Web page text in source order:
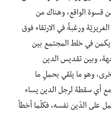
قسوة الواقع، وهناك من
ورغبةً في الارتقاء فوق
يكمن في خلط المجتمع بين
وبين تقديس الدين
وهو ما يلقي بحملٍ ما
أي سقطة لرجل الدين يساء
على الدّين نفسه، فكلّما أخطأ